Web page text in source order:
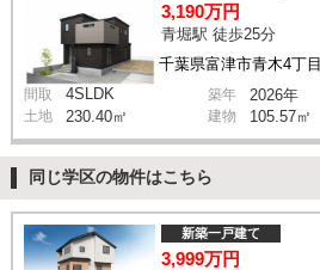
千葉県富津市青木4丁目
3,190万円
青堀駅 徒歩25分
間取 4SLDK 築年 2026年
土地 230.40㎡ 建物 105.57㎡
同じ学区の物件はこちら
新築一戸建て
3,999万円